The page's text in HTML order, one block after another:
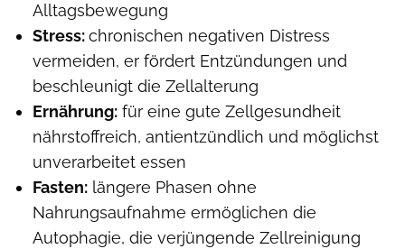
Alltagsbewegung
Stress:chronischen negativen Distress
vermeiden, er fördert Entzündungen und
beschleunigt die Zellalterung
Ernährung: für eine gute Zellgesundheit
nährstoffreich, antientzündlich und möglichst
unverarbeitet essen
Fasten: längere Phasen ohne
Nahrungsaufnahme ermöglichen die
Autophagie, die verjüngende Zellreinigung